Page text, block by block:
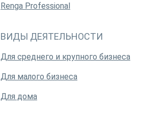
Renga Professional
ВИДЫ ДЕЯТЕЛЬНОСТИ
Для среднего и крупного бизнеса
Для малого бизнеса
Для дома